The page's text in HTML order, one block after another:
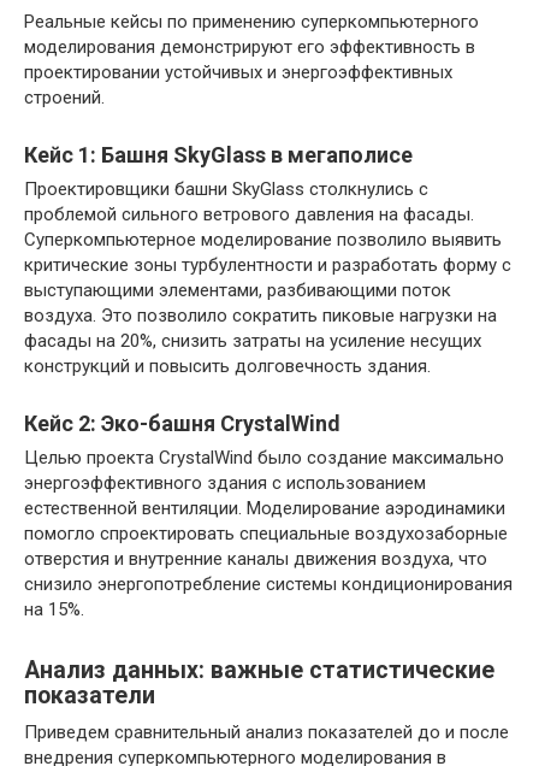
Реальные кейсы по применению суперкомпьютерного
моделирования демонстрируют его эффективность в
проектировании устойчивых и энергоэффективных
строений.
Кейс 1: Башня SkyGlass в мегаполисе
Проектировщики башни SkyGlass столкнулись с
проблемой сильного ветрового давления на фасады.
Суперкомпьютерное моделирование позволило выявить
критические зоны турбулентности и разработать форму с
выступающими элементами, разбивающими поток
воздуха. Это позволило сократить пиковые нагрузки на
фасады на 20%, снизить затраты на усиление несущих
конструкций и повысить долговечность здания.
Кейс 2: Эко-башня CrystalWind
Целью проекта CrystalWind было создание максимально
энергоэффективного здания с использованием
естественной вентиляции. Моделирование аэродинамики
помогло спроектировать специальные воздухозаборные
отверстия и внутренние каналы движения воздуха, что
снизило энергопотребление системы кондиционирования
на 15%.
Анализ данных: важные статистические
показатели
Приведем сравнительный анализ показателей до и после
внедрения суперкомпьютерного моделирования в